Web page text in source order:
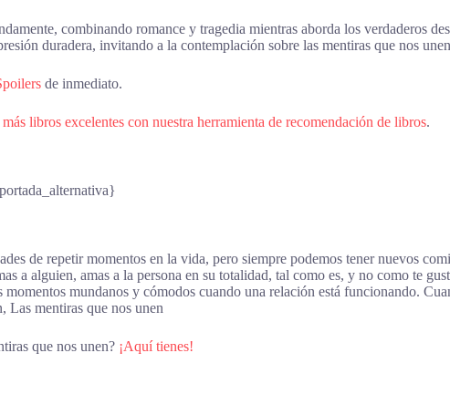
combinando romance y tragedia mientras aborda los verdaderos
duradera, invitando a la contemplación sobre las mentiras que nos
de inmediato.
libros excelentes con nuestra herramienta de recomendación de libros.
de repetir momentos en la vida, pero siempre podemos tener nuevos
a alguien, amas a la persona en su totalidad, tal como es, y no como te
momentos mundanos y cómodos cuando una relación está funcionando.
mentiras que nos unen
que nos unen? ¡Aquí tienes!